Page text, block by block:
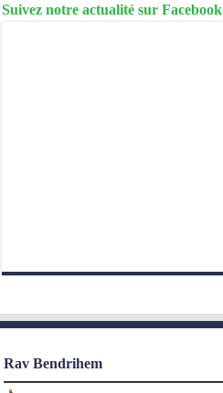
Suivez notre actualité sur Facebook
Rav Bendrihem